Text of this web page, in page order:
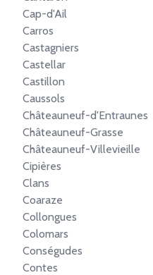
Cap-d'Ail
Carros
Castagniers
Castellar
Castillon
Caussols
Châteauneuf-d'Entraunes
Châteauneuf-Grasse
Châteauneuf-Villevieille
Cipières
Clans
Coaraze
Collongues
Colomars
Conségudes
Contes